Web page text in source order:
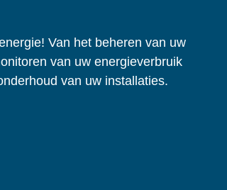
Van het beheren van uw
van uw energieverbruik
van uw installaties.